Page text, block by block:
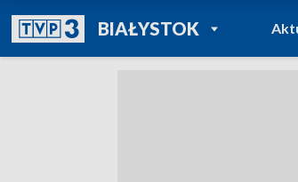
BIAŁYSTOKPOWRÓT DO
TVP REGIONY